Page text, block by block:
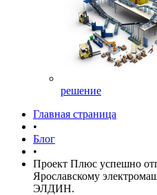
решение
Главная страница
•
Блог
•
Проект Плюс успешно
Ярославскому
ЭЛДИН.